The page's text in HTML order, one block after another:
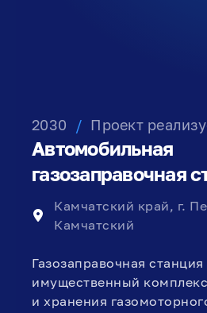
2030 / Проект
Автомобильная
газозаправочная
Камчатский край, г.
Камчатский
Газозаправочная станция
имущественный
и хранения